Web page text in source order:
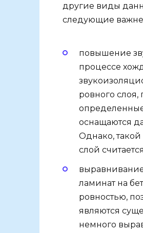
другие виды
следующие
повышение
процессе
ровного
оснащаются
Однако,
слой
ламинат на
ровностью,
являются
немного